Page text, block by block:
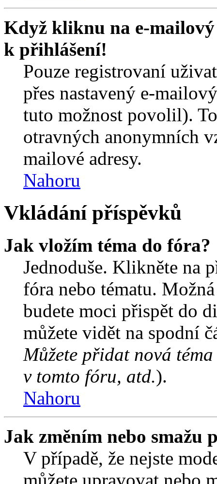
Když kliknu na e-
k přihlášení!
Pouze registrovaní
přes nastavený e-
tuto možnost povolil).
otravných anonymních
mailové adresy.
Nahoru
Vkládání příspěvků
Jak vložím téma do fóra?
Jednoduše. Klikněte na
fóra nebo tématu.
budete moci přispět do
můžete vidět na spodní
Můžete přidat nová
v tomto fóru, atd.).
Nahoru
Jak změním nebo smažu
V případě, že nejste
můžete upravovat nebo